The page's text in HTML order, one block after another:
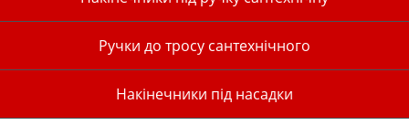
Ручки до тросу сантехнічного
Накінечники під насадки